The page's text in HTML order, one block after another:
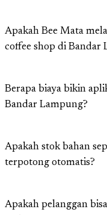
Apakah Bee Mata
coffee shop di Bandar
Berapa biaya bikin
Bandar Lampung?
Apakah stok bahan
terpotong otomatis?
Apakah pelanggan